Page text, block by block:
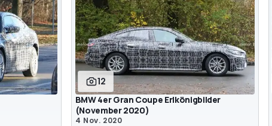
12
BMW 4er Gran Coupe Erlkönigbilder
(November 2020)
4 Nov. 2020